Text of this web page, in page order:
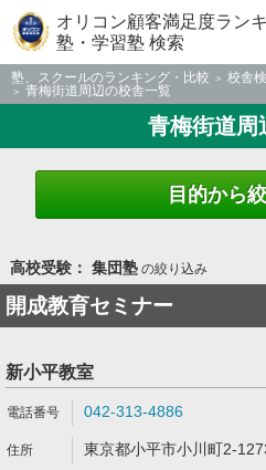
オリコン顧客満足度ラン
塾・学習塾 検索
塾、スクールのランキング・比較 校舎
青梅街道周辺の校舎一覧
青梅街道周
目的から
高校受験： 集団塾の絞り込み
開成教育セミナー
新小平教室
042-313-4886
東京都小平市小川町2-